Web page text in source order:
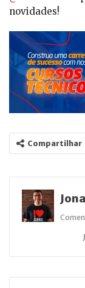
novidades!
Compartilhar